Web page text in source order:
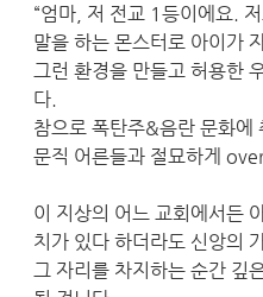
“엄마, 저 전교 1등이에요.
말을 하는 몬스터로 아이가
그런 환경을 만들고 허용한
다.
참으로 폭탄주&음란 문화에
문직 어른들과 절묘하게
이 지상의 어느 교회에서든
치가 있다 하더라도 신앙의
그 자리를 차지하는 순간 깊